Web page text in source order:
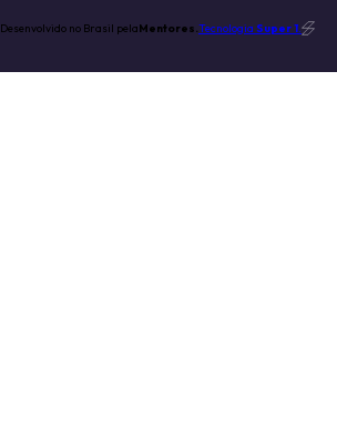
Desenvolvido no Brasil pelaMentores.Tecnologia Super 1.